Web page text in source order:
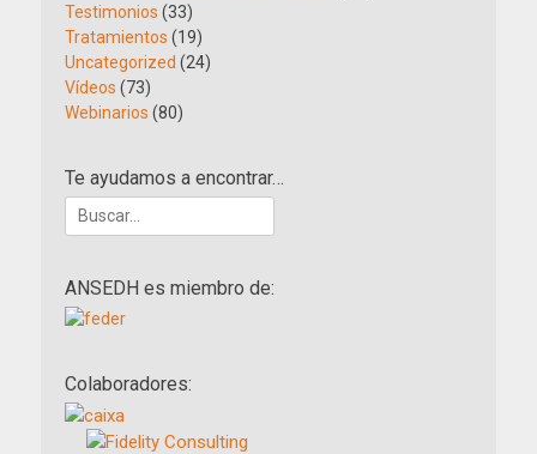
Testimonios (33)
Tratamientos (19)
Uncategorized (24)
Vídeos (73)
Webinarios (80)
Te ayudamos a encontrar…
Buscar:
ANSEDH es miembro de:
Colaboradores: